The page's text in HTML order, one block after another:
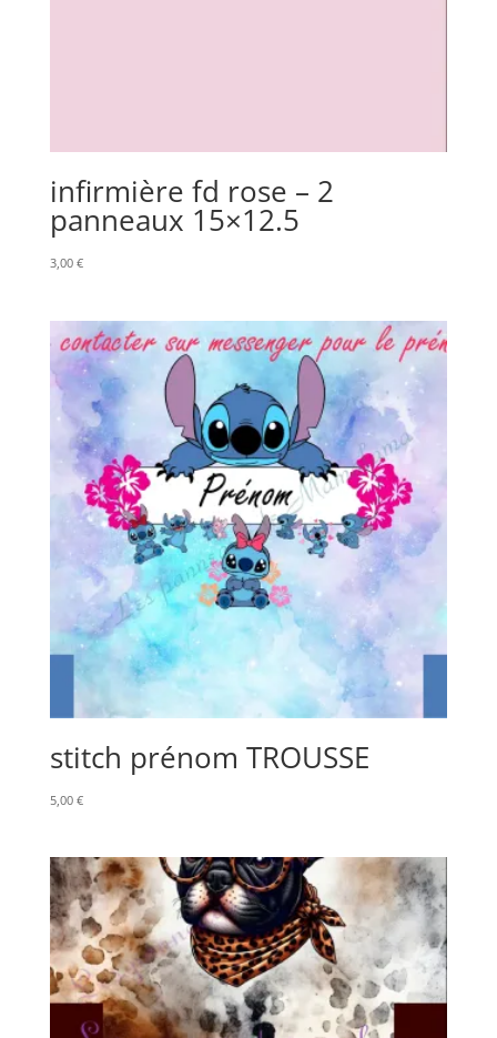
infirmière fd rose – 2
panneaux 15×12.5
3,00 €
stitch prénom TROUSSE
5,00 €